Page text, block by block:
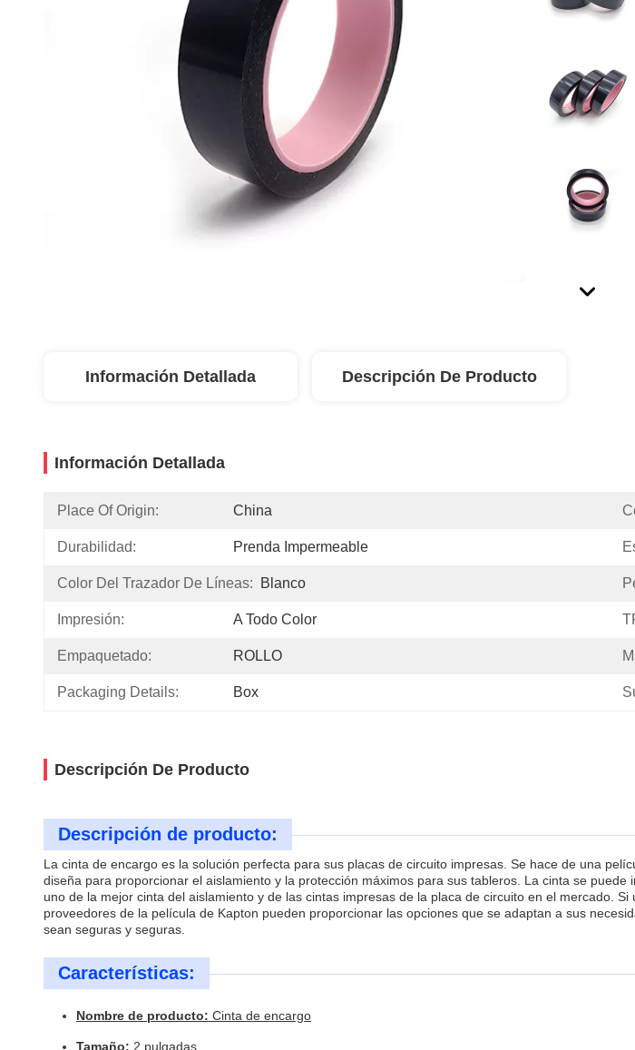
Información Detallada Descripción De Producto
Información Detallada
Place Of Origin: China
Durabilidad: Prenda Impermeable
Color Del Trazador De Líneas: Blanco
Impresión: A Todo Color
Empaquetado: ROLLO
Packaging Details: Box
Descripción De Producto
Descripción de producto:
La cinta de encargo es la solución perfecta para sus placas de circuito impresas. Se hace de una
diseña para proporcionar el aislamiento y la protección máximos para sus tableros. La cinta se
uno de la mejor cinta del aislamiento y de las cintas impresas de la placa de circuito en el mercado.
proveedores de la película de Kapton pueden proporcionar las opciones que se adaptan a sus
sean seguras y seguras.
Características:
Nombre de producto: Cinta de encargo
Tamaño: 2 pulgadas